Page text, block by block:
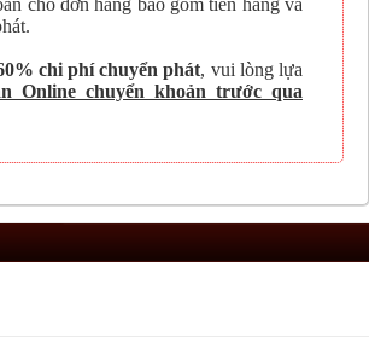
cho đơn hàng bao gồm tiền hàng và
chi phí chuyển phát, vui lòng lựa
Online chuyển khoản trước qua